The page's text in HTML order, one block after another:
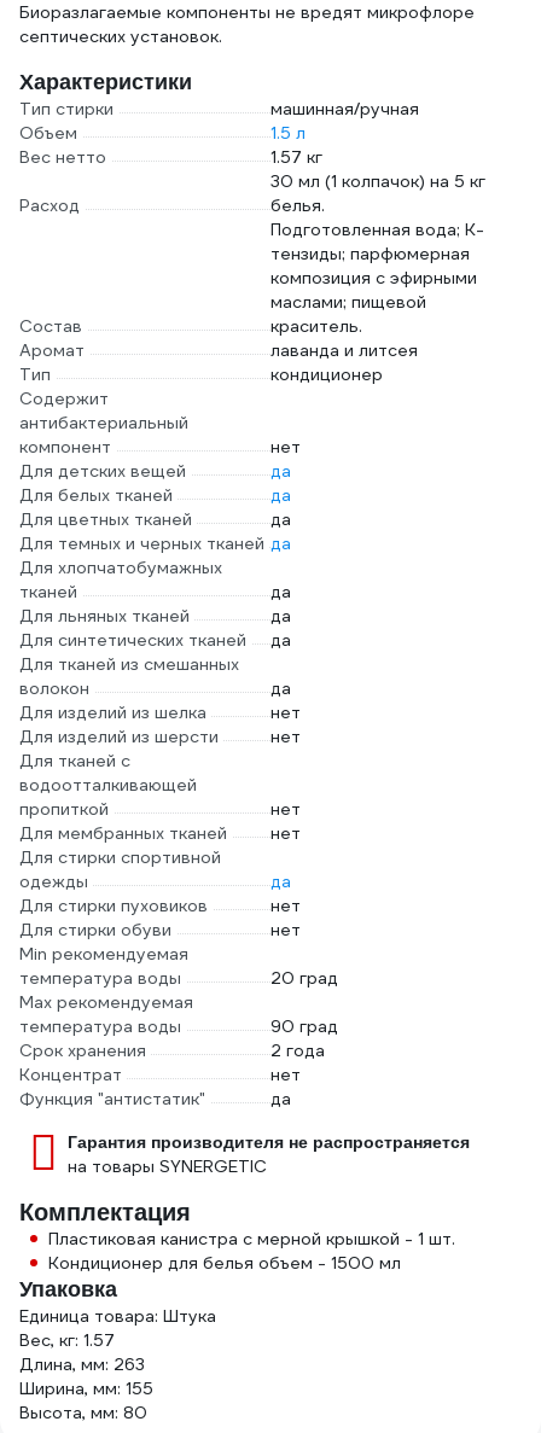
Биоразлагаемые компоненты не вредят микрофлоре
септических установок.
Характеристики
Тип стирки
машинная/ручная
Объем
1.5 л
Вес нетто
1.57 кг
Расход
30 мл (1 колпачок) на 5 кг
белья.
Состав
Подготовленная вода; К-
тензиды; парфюмерная
композиция с эфирными
маслами; пищевой
краситель.
Аромат
лаванда и литсея
Тип
кондиционер
Содержит
антибактериальный
компонент
нет
Для детских вещей
да
Для белых тканей
да
Для цветных тканей
да
Для темных и черных тканей да
Для хлопчатобумажных
тканей
да
Для льняных тканей
да
Для синтетических тканей
да
Для тканей из смешанных
волокон
да
Для изделий из шелка
нет
Для изделий из шерсти
нет
Для тканей с
водоотталкивающей
пропиткой
нет
Для мембранных тканей
нет
Для стирки спортивной
одежды
да
Для стирки пуховиков
нет
Для стирки обуви
нет
Min рекомендуемая
температура воды
20 град
Мах рекомендуемая
температура воды
90 град
Срок хранения
2 года
Концентрат
нет
Функция "антистатик"
да
Гарантия производителя не распространяется
на товары SYNERGETIC
Комплектация
Пластиковая канистра с мерной крышкой - 1 шт.
Кондиционер для белья объем - 1500 мл
Упаковка
Единица товара: Штука
Вес, кг: 1.57
Длина, мм: 263
Ширина, мм: 155
Высота, мм: 80